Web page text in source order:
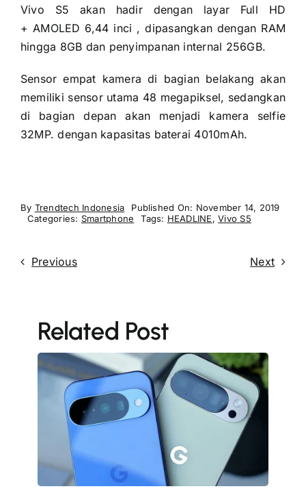
Vivo S5 akan hadir dengan layar Full HD
+ AMOLED 6,44 inci , dipasangkan dengan RAM
hingga 8GB dan penyimpanan internal 256GB.
Sensor empat kamera di bagian belakang akan
memiliki sensor utama 48 megapiksel, sedangkan
di bagian depan akan menjadi kamera selfie
32MP. dengan kapasitas baterai 4010mAh.
By Trendtech Indonesia
Published On: November 14, 2019
Categories: Smartphone Tags: HEADLINE,Vivo S5
Previous Next
Related Post